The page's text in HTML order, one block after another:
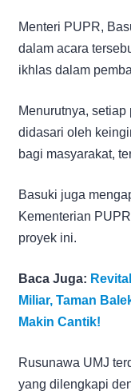
Menteri PUPR,
dalam acara
ikhlas dalam
Menurutnya,
didasari oleh
bagi masyarakat,
Basuki juga
Kementerian
proyek ini.
Baca Juga:
Miliar, Taman
Makin Cantik!
Rusunawa UMJ
yang dilengkapi